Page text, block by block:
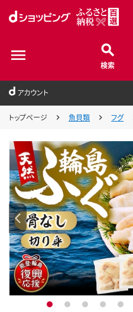
検索
アカウント
トップページ 魚貝類 フグ
1 2 3 4 5